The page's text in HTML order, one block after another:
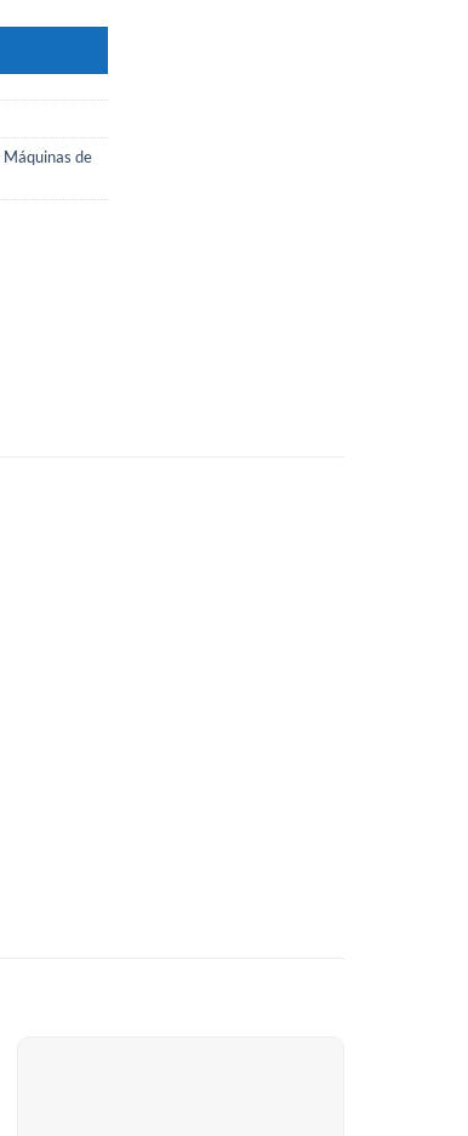
Máquinas de